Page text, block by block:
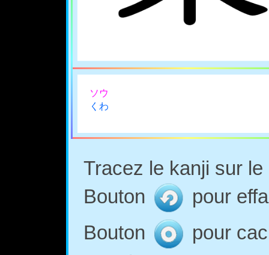
ソウ
くわ
Tracez le kanji sur
Bouton
pour
Bouton
pour